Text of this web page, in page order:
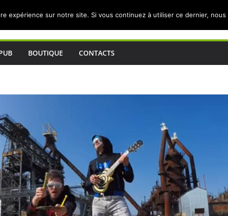
BOUTIQUE CONTACTS
expérience sur notre site. Si vous continuez à utiliser ce dernier,